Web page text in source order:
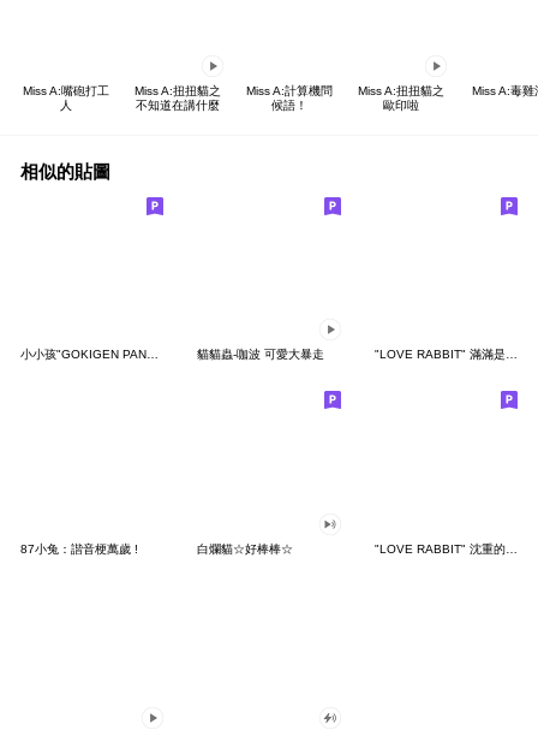
Miss A:嘴砲打工
人
Miss A:扭扭貓之
不知道在講什麼
Miss A:計算機問
候語！
Miss A:扭扭貓之
歐印啦
Miss A:毒雞
相似的貼圖
小小孩"GOKIGEN PANDA" 台灣版 貓貓蟲-咖波 可愛大暴走 "LOVE RABBIT" 滿滿是愛 台灣版
87小兔：諧音梗萬歲 ! 白爛貓☆好棒棒☆ "LOVE RABBIT" 沈重的愛 台灣版